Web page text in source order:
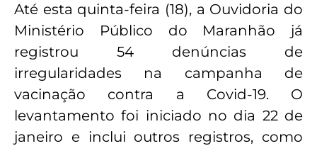
Até esta quinta-feira (18), a Ouvidoria do
Ministério Público do Maranhão já
registrou 54 denúncias de
irregularidades na campanha de
vacinação contra a Covid-19. O
levantamento foi iniciado no dia 22 de
janeiro e inclui outros registros, como